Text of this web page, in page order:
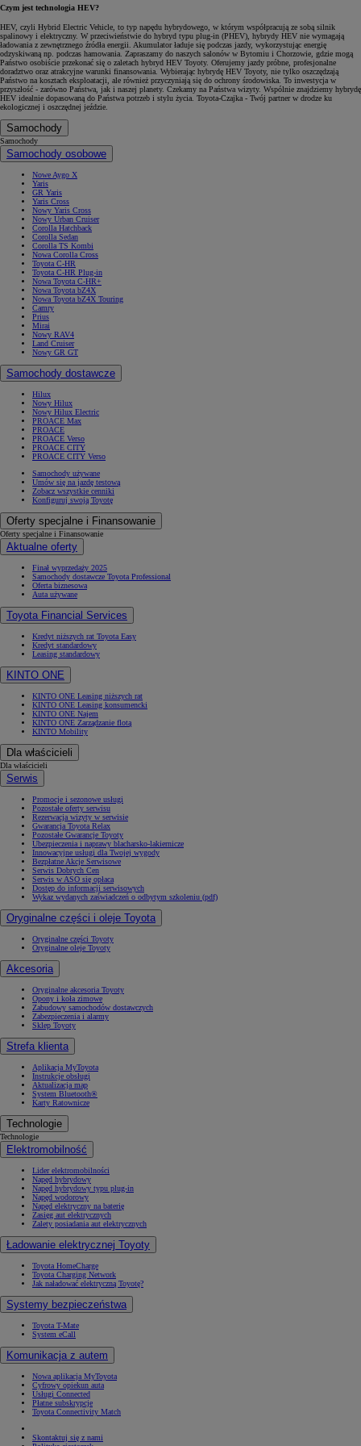
Czym jest technologia HEV?
HEV, czyli Hybrid Electric Vehicle, to typ napędu hybrydowego, w którym współpracują ze sobą silnik
spalinowy i elektryczny. W przeciwieństwie do hybryd typu plug-in (PHEV), hybrydy HEV nie wymagają
ładowania z zewnętrznego źródła energii. Akumulator ładuje się podczas jazdy, wykorzystując energię
odzyskiwaną np. podczas hamowania. Zapraszamy do naszych salonów w Bytomiu i Chorzowie, gdzie mogą
Państwo osobiście przekonać się o zaletach hybryd HEV Toyoty. Oferujemy jazdy próbne, profesjonalne
doradztwo oraz atrakcyjne warunki finansowania. Wybierając hybrydę HEV Toyoty, nie tylko oszczędzają
Państwo na kosztach eksploatacji, ale również przyczyniają się do ochrony środowiska. To inwestycja w
przyszłość - zarówno Państwa, jak i naszej planety. Czekamy na Państwa wizyty. Wspólnie znajdziemy hybrydę
HEV idealnie dopasowaną do Państwa potrzeb i stylu życia. Toyota-Czajka - Twój partner w drodze ku
ekologicznej i oszczędnej jeździe.
Samochody
Samochody
Samochody osobowe
Nowe Aygo X
Yaris
GR Yaris
Yaris Cross
Nowy Yaris Cross
Nowy Urban Cruiser
Corolla Hatchback
Corolla Sedan
Corolla TS Kombi
Nowa Corolla Cross
Toyota C-HR
Toyota C-HR Plug-in
Nowa Toyota C-HR+
Nowa Toyota bZ4X
Nowa Toyota bZ4X Touring
Camry
Prius
Mirai
Nowy RAV4
Land Cruiser
Nowy GR GT
Samochody dostawcze
Hilux
Nowy Hilux
Nowy Hilux Electric
PROACE Max
PROACE
PROACE Verso
PROACE CITY
PROACE CITY Verso
Samochody używane
Umów się na jazdę testową
Zobacz wszystkie cenniki
Konfiguruj swoją Toyotę
Oferty specjalne i Finansowanie
Oferty specjalne i Finansowanie
Aktualne oferty
Finał wyprzedaży 2025
Samochody dostawcze Toyota Professional
Oferta biznesowa
Auta używane
Toyota Financial Services
Kredyt niższych rat Toyota Easy
Kredyt standardowy
Leasing standardowy
KINTO ONE
KINTO ONE Leasing niższych rat
KINTO ONE Leasing konsumencki
KINTO ONE Najem
KINTO ONE Zarządzanie flotą
KINTO Mobility
Dla właścicieli
Dla właścicieli
Serwis
Promocje i sezonowe usługi
Pozostałe oferty serwisu
Rezerwacja wizyty w serwisie
Gwarancja Toyota Relax
Pozostałe Gwarancje Toyoty
Ubezpieczenia i naprawy blacharsko-lakiernicze
Innowacyjne usługi dla Twojej wygody
Bezpłatne Akcje Serwisowe
Serwis Dobrych Cen
Serwis w ASO się opłaca
Dostęp do informacji serwisowych
Wykaz wydanych zaświadczeń o odbytym szkoleniu (pdf)
Oryginalne części i oleje Toyota
Oryginalne części Toyoty
Oryginalne oleje Toyoty
Akcesoria
Oryginalne akcesoria Toyoty
Opony i koła zimowe
Zabudowy samochodów dostawczych
Zabezpieczenia i alarmy
Sklep Toyoty
Strefa klienta
Aplikacja MyToyota
Instrukcje obsługi
Aktualizacja map
System Bluetooth®
Karty Ratownicze
Technologie
Technologie
Elektromobilność
Lider elektromobilności
Napęd hybrydowy
Napęd hybrydowy typu plug-in
Napęd wodorowy
Napęd elektryczny na baterię
Zasięg aut elektrycznych
Zalety posiadania aut elektrycznych
Ładowanie elektrycznej Toyoty
Toyota HomeCharge
Toyota Charging Network
Jak naładować elektryczną Toyotę?
Systemy bezpieczeństwa
Toyota T-Mate
System eCall
Komunikacja z autem
Nowa aplikacja MyToyota
Cyfrowy opiekun auta
Usługi Connected
Płatne subskrypcje
Toyota Connectivity Match
Skontaktuj się z nami